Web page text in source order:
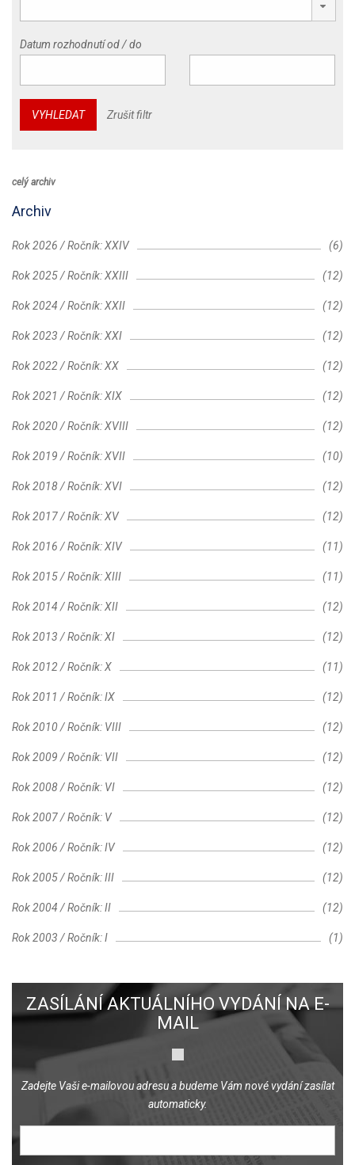
Datum rozhodnutí od / do
VYHLEDAT Zrušit filtr
celý archiv
Archiv
Rok 2026 / Ročník: XXIV (6)
Rok 2025 / Ročník: XXIII (12)
Rok 2024 / Ročník: XXII (12)
Rok 2023 / Ročník: XXI (12)
Rok 2022 / Ročník: XX (12)
Rok 2021 / Ročník: XIX (12)
Rok 2020 / Ročník: XVIII (12)
Rok 2019 / Ročník: XVII (10)
Rok 2018 / Ročník: XVI (12)
Rok 2017 / Ročník: XV (12)
Rok 2016 / Ročník: XIV (11)
Rok 2015 / Ročník: XIII (11)
Rok 2014 / Ročník: XII (12)
Rok 2013 / Ročník: XI (12)
Rok 2012 / Ročník: X (11)
Rok 2011 / Ročník: IX (12)
Rok 2010 / Ročník: VIII (12)
Rok 2009 / Ročník: VII (12)
Rok 2008 / Ročník: VI (12)
Rok 2007 / Ročník: V (12)
Rok 2006 / Ročník: IV (12)
Rok 2005 / Ročník: III (12)
Rok 2004 / Ročník: II (12)
Rok 2003 / Ročník: I (1)
ZASÍLÁNÍ AKTUÁLNÍHO VYDÁNÍ NA E-
MAIL
Zadejte Vaši e-mailovou adresu a budeme Vám nové vydání zasílat
automaticky.